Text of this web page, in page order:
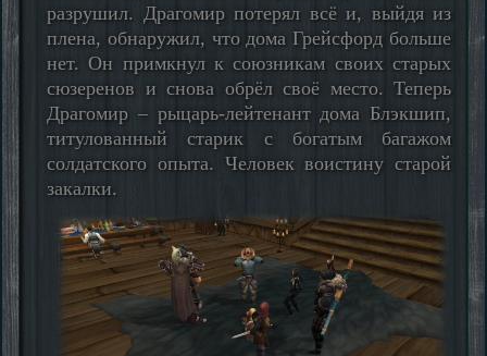
разрушил. Драгомир потерял всё и, выйдя из
плена, обнаружил, что дома Грейсфорд больше
нет. Он примкнул к союзникам своих старых
сюзеренов и снова обрёл своё место. Теперь
Драгомир – рыцарь-лейтенант дома Блэкшип,
титулованный старик с богатым багажом
солдатского опыта. Человек воистину старой
закалки.